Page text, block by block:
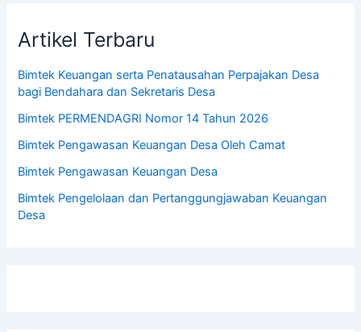
Artikel Terbaru
Bimtek Keuangan serta Penatausahan Perpajakan Desa
bagi Bendahara dan Sekretaris Desa
Bimtek PERMENDAGRI Nomor 14 Tahun 2026
Bimtek Pengawasan Keuangan Desa Oleh Camat
Bimtek Pengawasan Keuangan Desa
Bimtek Pengelolaan dan Pertanggungjawaban Keuangan
Desa